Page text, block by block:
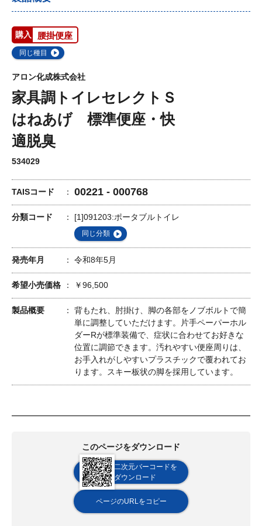
購入 腰掛便座
同じ種目
アロン化成株式会社
家具調トイレセレクトＳ
はねあげ 標準便座・快
適脱臭
534029
TAISコード 00221 - 000768
分類コード [1]091203:ポータブルトイレ
同じ分類
発売年月 令和8年5月
希望小売価格 ￥96,500
製品概要
背もたれ、肘掛け、脚の各部をノブボルトで簡
単に調整していただけます。片手ペーパーホル
ダーRが標準装備で、症状に合わせてお好きな
位置に調節できます。汚れやすい便座周りは、
お手入れがしやすいプラスチックで覆われてお
ります。スキー板状の脚を採用しています。
このページをダウンロード
二次元バーコードを
ダウンロード
ページのURLをコピー